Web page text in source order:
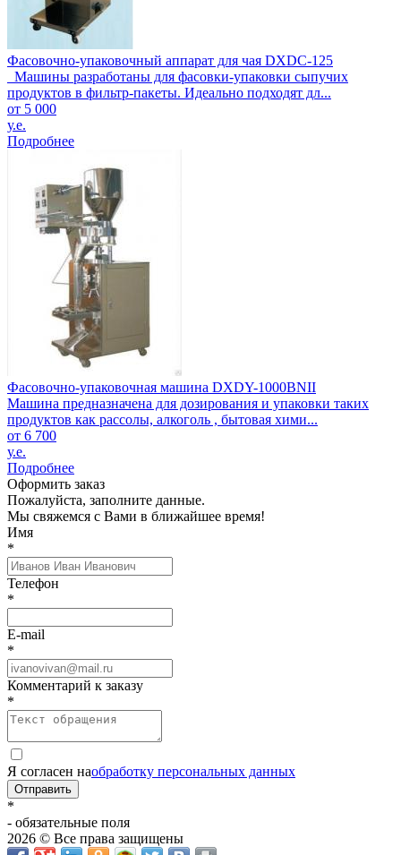
Фасовочно-упаковочный аппарат для чая DXDC-125
Машины разработаны для фасовки-упаковки сыпучих
продуктов в фильтр-пакеты. Идеально подходят дл...
от 5 000
у.е.
Подробнее
Фасовочно-упаковочная машина DXDY-1000BNII
Машина предназначена для дозирования и упаковки таких
продуктов как рассолы, алкоголь , бытовая хими...
от 6 700
у.е.
Подробнее
Оформить заказ
Пожалуйста, заполните данные.
Мы свяжемся с Вами в ближайшее время!
Имя
*
Телефон
*
E-mail
*
Комментарий к заказу
*
Я согласен наобработку персональных данных
Отправить
*
- обязательные поля
2026 © Все права защищены